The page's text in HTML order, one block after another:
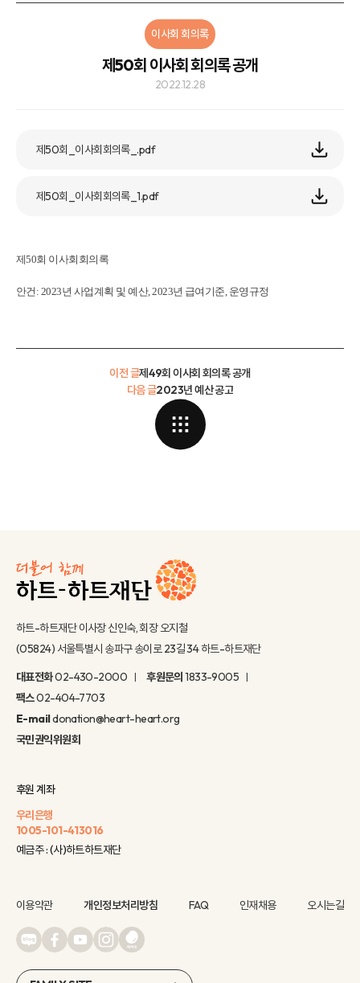
이사회 회의록
제50회 이사회 회의록 공개
2022.12.28
제50회_이사회회의록_.pdf
제50회_이사회회의록_1.pdf
제50회 이사회회의록
안건: 2023년 사업계획 및 예산, 2023년 급여기준, 운영규정
이전 글제49회 이사회 회의록 공개
2023년 예산 공고
다음 글
하트-하트재단 이사장 신인숙, 회장 오지철
(05824) 서울특별시 송파구 송이로 23길 34 하트-하트재단
대표전화02-430-2000 후원문의1833-9005
팩스02-404-7703
E-maildonation@heart-heart.org
국민권익위원회
후원 계좌
우리은행
1005-101-413016
예금주 : (사)하트하트재단
이용약관 개인정보처리방침 FAQ 인재채용 오시는길